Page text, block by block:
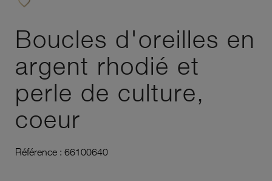
Boucles d'oreilles en
argent rhodié et
perle de culture,
coeur
Référence : 66100640